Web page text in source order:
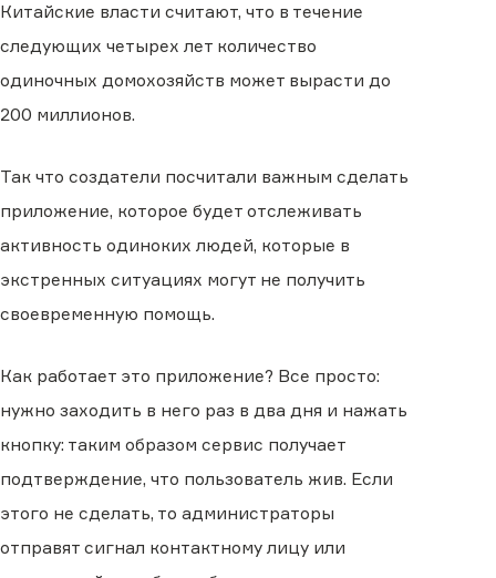
Китайские власти считают, что в течение
следующих четырех лет количество
одиночных домохозяйств может вырасти до
200 миллионов.
Так что создатели посчитали важным сделать
приложение, которое будет отслеживать
активность одиноких людей, которые в
экстренных ситуациях могут не получить
своевременную помощь.
Как работает это приложение? Все просто:
нужно заходить в него раз в два дня и нажать
кнопку: таким образом сервис получает
подтверждение, что пользователь жив. Если
этого не сделать, то администраторы
отправят сигнал контактному лицу или